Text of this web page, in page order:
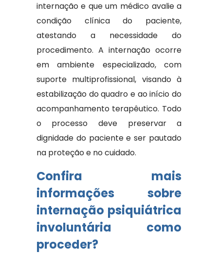
internação e que um médico avalie a
condição clínica do paciente,
atestando a necessidade do
procedimento. A internação ocorre
em ambiente especializado, com
suporte multiprofissional, visando à
estabilização do quadro e ao início do
acompanhamento terapêutico. Todo
o processo deve preservar a
dignidade do paciente e ser pautado
na proteção e no cuidado.
Confira mais
informações sobre
internação psiquiátrica
involuntária como
proceder?